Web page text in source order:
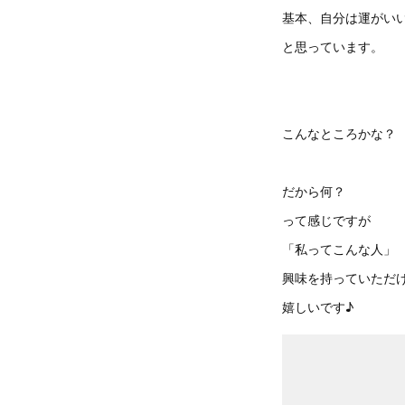
基本、自分は運がい
と思っています。
こんなところかな？
だから何？
って感じですが
「私ってこんな人」
興味を持っていただ
嬉しいです♪